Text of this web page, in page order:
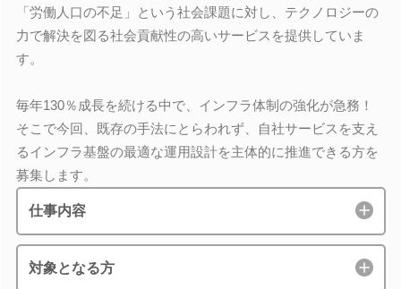
「労働人口の不足」という社会課題に対し、テクノロジーの
力で解決を図る社会貢献性の高いサービスを提供していま
す。
毎年130％成長を続ける中で、インフラ体制の強化が急務！
そこで今回、既存の手法にとらわれず、自社サービスを支え
るインフラ基盤の最適な運用設計を主体的に推進できる方を
募集します。
仕事内容
対象となる方